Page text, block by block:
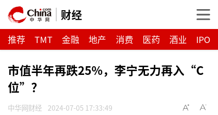
财经
推荐 TMT 金融 地产 消费 医药 酒业 IPO
市值半年再跌25%，李宁无力再入“C
位”？
中华网财经 2024-07-05 17:33:49